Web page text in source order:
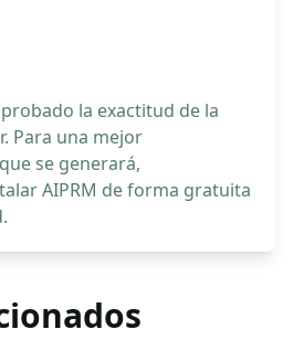
la exactitud de la
Para una mejor
se generará,
AIPRM de forma gratuita